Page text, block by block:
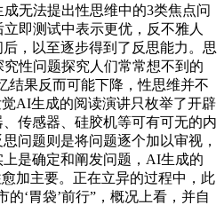
无法提出性思维中的3类焦点问
即测试中表示更优，反不雅人
，以至逐步得到了反思能力。思
性问题探究人们常常想不到的
结果反而可能下降，性思维并不
AI生成的阅读演讲只枚举了开辟
传感器、硅胶机等可有可无的内
问题则是将问题逐个加以审视，
是确定和阐发问题，AI生成的
加主要。正在立异的过程中，此
‘胃袋’前行”，概况上看，并自